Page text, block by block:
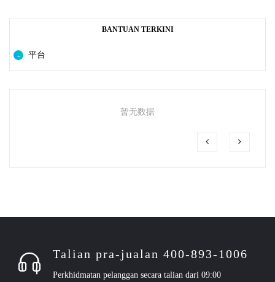
BANTUAN TERKINI
平台
暂无数据
Talian pra-jualan 400-893-1006
Perkhidmatan pelanggan secara talian dari 09:00